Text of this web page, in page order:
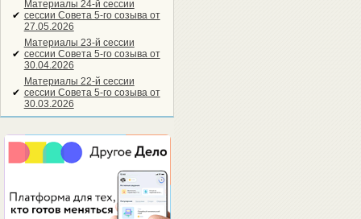
✔
Материалы 24-й сессии
сессии Совета 5-го созыва от
27.05.2026
✔
Материалы 23-й сессии
сессии Совета 5-го созыва от
30.04.2026
✔
Материалы 22-й сессии
сессии Совета 5-го созыва от
30.03.2026